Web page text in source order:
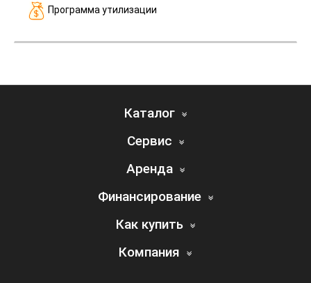
Программа утилизации
Каталог
Сервис
Аренда
Финансирование
Как купить
Компания